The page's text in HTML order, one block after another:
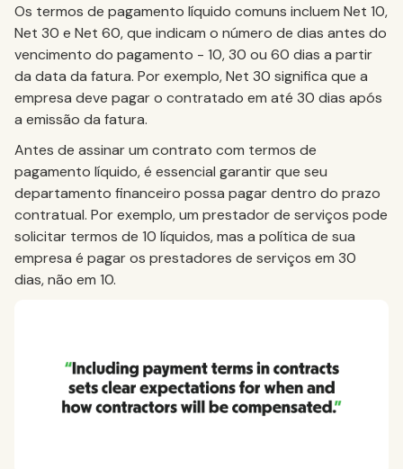
Os termos de pagamento líquido comuns incluem Net 10,
Net 30 e Net 60, que indicam o número de dias antes do
vencimento do pagamento - 10, 30 ou 60 dias a partir
da data da fatura. Por exemplo, Net 30 significa que a
empresa deve pagar o contratado em até 30 dias após
a emissão da fatura.
Antes de assinar um contrato com termos de
pagamento líquido, é essencial garantir que seu
departamento financeiro possa pagar dentro do prazo
contratual. Por exemplo, um prestador de serviços pode
solicitar termos de 10 líquidos, mas a política de sua
empresa é pagar os prestadores de serviços em 30
dias, não em 10.